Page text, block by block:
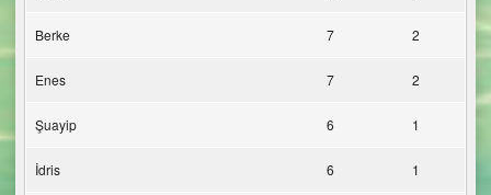
Berke 7 2
Enes 7 2
Şuayip 6 1
İdris 6 1